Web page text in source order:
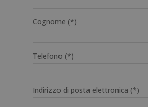
Cognome (*)
Telefono (*)
Indirizzo di posta elettronica (*)